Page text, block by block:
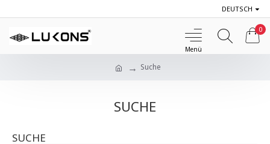
DEUTSCH
0
Suche
SUCHE
SUCHE